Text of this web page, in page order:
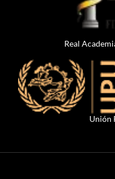
Real
Unión